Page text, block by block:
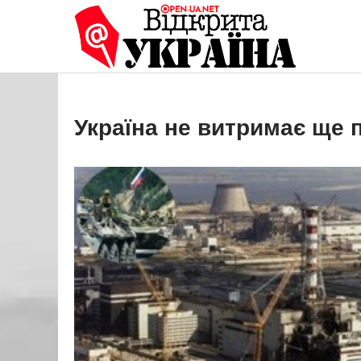
Україна не витримає ще